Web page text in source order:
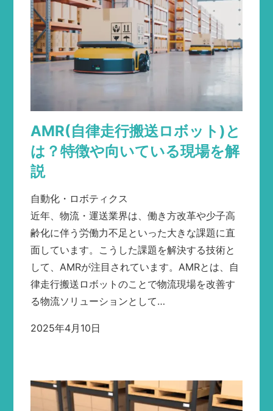
AMR(自律走行搬送ロボット)と
は？特徴や向いている現場を解
説
自動化・ロボティクス
近年、物流・運送業界は、働き方改革や少子高
齢化に伴う労働力不足といった大きな課題に直
面しています。こうした課題を解決する技術と
して、AMRが注目されています。AMRとは、自
律走行搬送ロボットのことで物流現場を改善す
る物流ソリューションとして…
2025年4月10日